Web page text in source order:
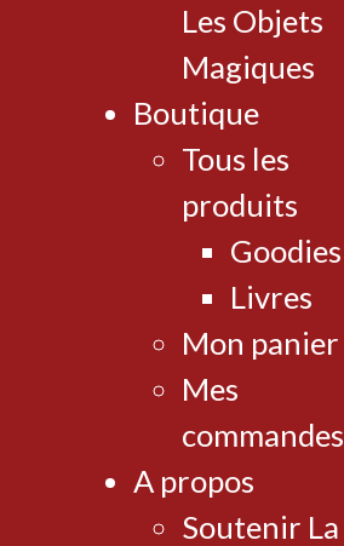
Les Objets
Magiques
Boutique
Tous les
produits
Goodies
Livres
Mon panier
Mes
commandes
A propos
Soutenir La